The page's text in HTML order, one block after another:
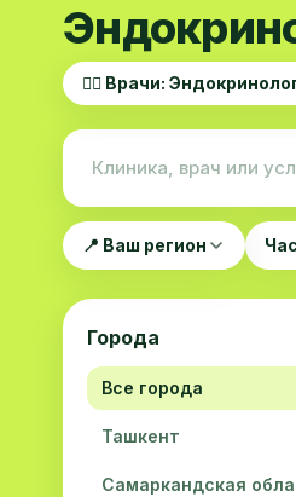
👨‍⚕️ Врачи:
📍 Ваш регион
Города
Все города
Ташкент
Самаркандская